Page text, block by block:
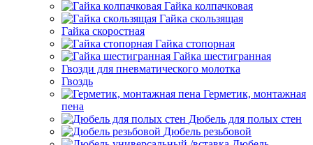
Гайка колпачковая
Гайка скользящая
Гайка скоростная
Гайка стопорная
Гайка шестигранная
Гвозди для пневматического молотка
Гвоздь
Герметик, монтажная
пена
Дюбель для полых стен
Дюбель резьбовой